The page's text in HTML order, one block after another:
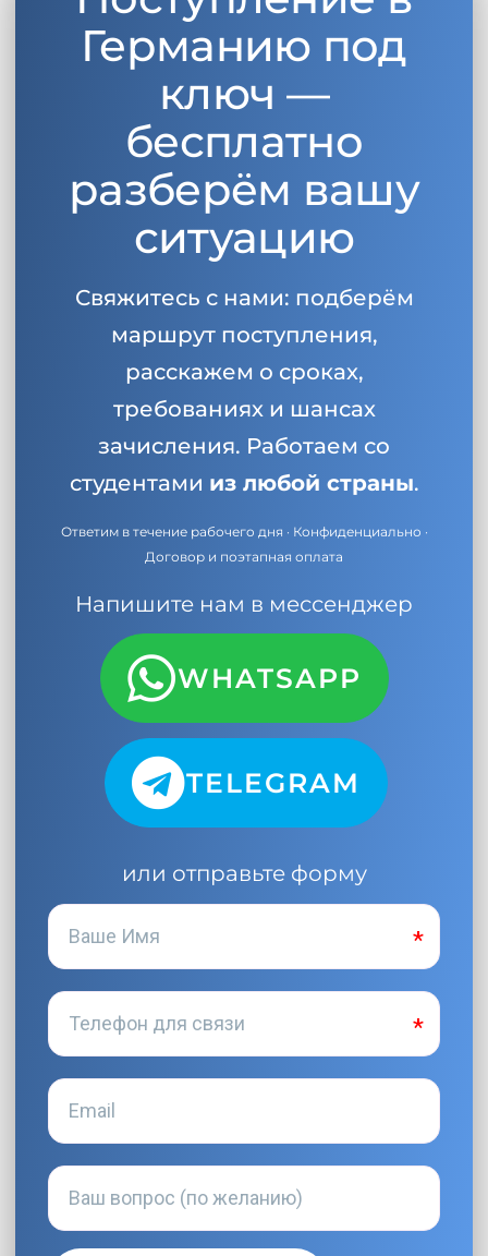
Германию под
ключ —
бесплатно
разберём вашу
ситуацию
Свяжитесь с нами: подберём
маршрут поступления,
расскажем о сроках,
требованиях и шансах
зачисления. Работаем со
студентами из любой страны.
Ответим в течение рабочего дня · Конфиденциально ·
Договор и поэтапная оплата
Напишите нам в мессенджер
WHATSAPP
TELEGRAM
или отправьте форму